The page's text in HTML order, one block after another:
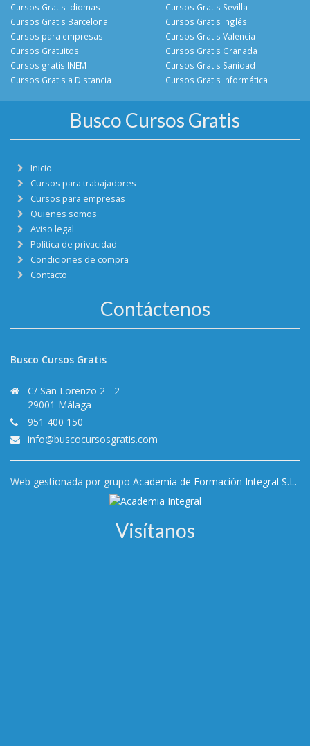
Cursos Gratis Idiomas
Cursos Gratis Barcelona
Cursos Gratis Sevilla
Cursos Gratis Inglés
Cursos para empresas
Cursos Gratuitos
Cursos gratis INEM
Cursos Gratis a Distancia
Cursos Gratis Valencia
Cursos Gratis Granada
Cursos Gratis Sanidad
Cursos Gratis Informática
Busco Cursos Gratis
Inicio
Cursos para trabajadores
Cursos para empresas
Quienes somos
Aviso legal
Política de privacidad
Condiciones de compra
Contacto
Contáctenos
Busco Cursos Gratis
C/ San Lorenzo 2 - 2
29001 Málaga
951 400 150
info@buscocursosgratis.com
Web gestionada por grupo Academia de Formación Integral S.L.
Visítanos